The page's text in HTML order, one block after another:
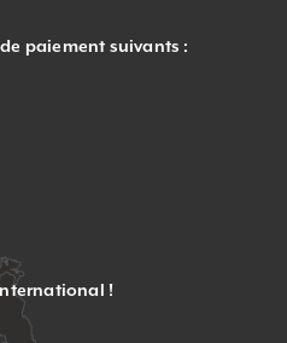
paiement suivants :
!